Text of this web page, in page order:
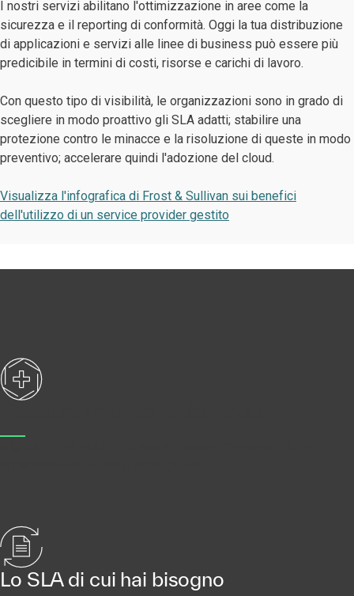
I nostri servizi abilitano l'ottimizzazione in aree come la
sicurezza e il reporting di conformità. Oggi la tua distribuzione
di applicazioni e servizi alle linee di business può essere più
predicibile in termini di costi, risorse e carichi di lavoro.
Con questo tipo di visibilità, le organizzazioni sono in grado di
scegliere in modo proattivo gli SLA adatti; stabilire una
protezione contro le minacce e la risoluzione di queste in modo
preventivo; accelerare quindi l'adozione del cloud.
Visualizza l'infografica di Frost & Sullivan sui benefici
dell'utilizzo di un service provider gestito
Lo SLA di cui hai bisogno